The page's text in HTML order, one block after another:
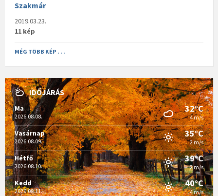
Szakmár
2019.03.23.
11 kép
MÉG TÖBB KÉP . . .
IDŐJÁRÁS
Ma
2026.08.08.
32°C
4 m/s
Vasárnap
2026.08.09.
35°C
2 m/s
Hétfő
2026.08.10.
39°C
2 m/s
Kedd
2026.08.11.
40°C
4 m/s